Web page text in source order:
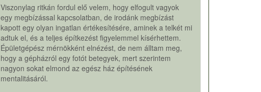
Viszonylag ritkán fordul elő velem, hogy elfogult vagyok
egy megbízással kapcsolatban, de irodánk megbízást
kapott egy olyan ingatlan értékesítésére, aminek a telkét mi
adtuk el, és a teljes építkezést figyelemmel kísérhettem.
Épületgépész mérnökként elnézést, de nem álltam meg,
hogy a gépházról egy fotót betegyek, mert szerintem
nagyon sokat elmond az egész ház építésének
mentalitásáról.